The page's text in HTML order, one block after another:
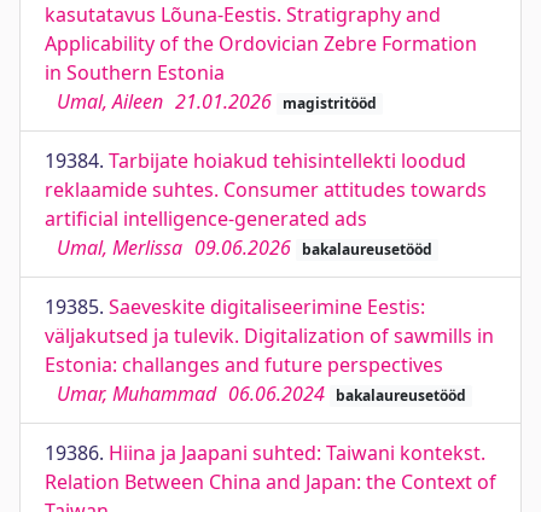
kasutatavus Lõuna-Eestis. Stratigraphy and
Applicability of the Ordovician Zebre Formation
in Southern Estonia
Umal, Aileen 21.01.2026 magistritööd
19384. Tarbijate hoiakud tehisintellekti loodud
reklaamide suhtes. Consumer attitudes towards
artificial intelligence-generated ads
Umal, Merlissa 09.06.2026 bakalaureusetööd
19385. Saeveskite digitaliseerimine Eestis:
väljakutsed ja tulevik. Digitalization of sawmills in
Estonia: challanges and future perspectives
Umar, Muhammad 06.06.2024 bakalaureusetööd
19386. Hiina ja Jaapani suhted: Taiwani kontekst.
Relation Between China and Japan: the Context of